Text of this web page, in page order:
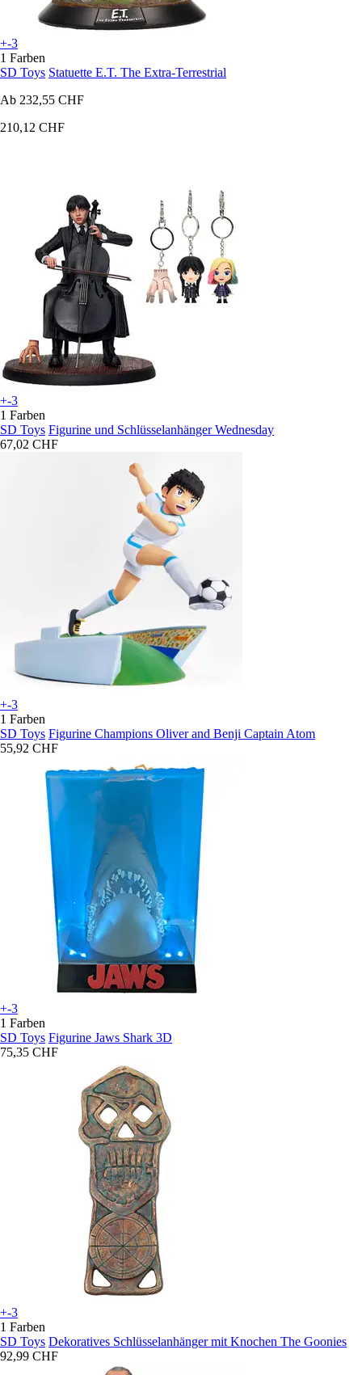
+-3
1 Farben
SD Toys Statuette E.T. The Extra-Terrestrial
Ab 232,55 CHF
210,12 CHF
+-3
1 Farben
SD Toys Figurine und Schlüsselanhänger Wednesday
67,02 CHF
+-3
1 Farben
SD Toys Figurine Champions Oliver and Benji Captain Atom
55,92 CHF
+-3
1 Farben
SD Toys Figurine Jaws Shark 3D
75,35 CHF
+-3
1 Farben
SD Toys Dekoratives Schlüsselanhänger mit Knochen The Goonies
92,99 CHF